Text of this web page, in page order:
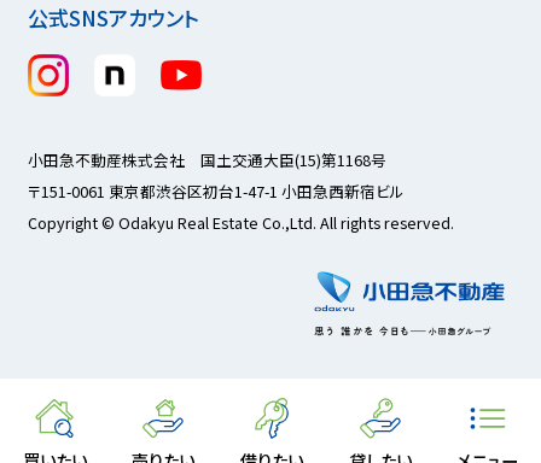
公式SNSアカウント
小田急不動産株式会社 国土交通大臣(15)第1168号
〒151-0061 東京都渋谷区初台1-47-1 小田急西新宿ビル
Copyright © Odakyu Real Estate Co.,Ltd. All rights reserved.